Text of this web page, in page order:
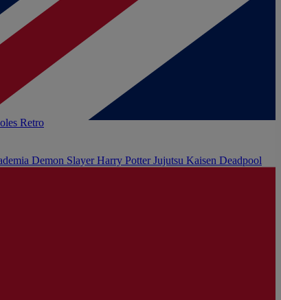
Retro
Demon SlayerHarry PotterJujutsu Kaisen Deadpool